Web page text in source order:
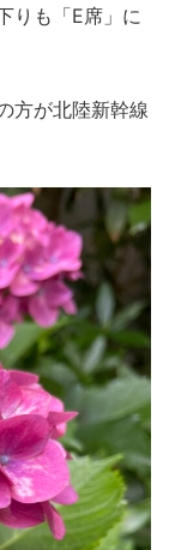
りも「E席」に
方が北陸新幹線